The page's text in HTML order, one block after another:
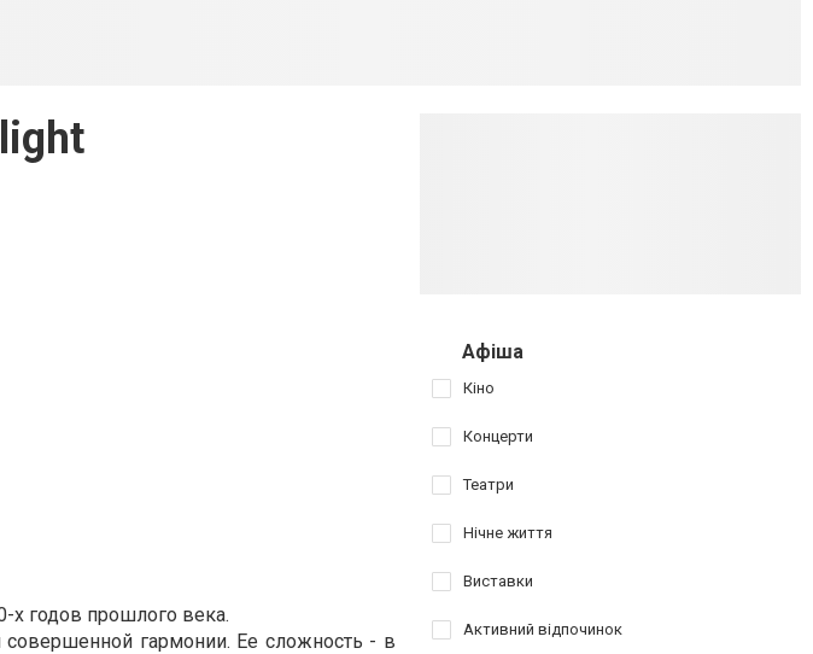
годов прошлого века.
гармонии. Ее сложность - в
Афіша
Кіно
Концерти
Театри
Нічне життя
Виставки
Активний відпочинок